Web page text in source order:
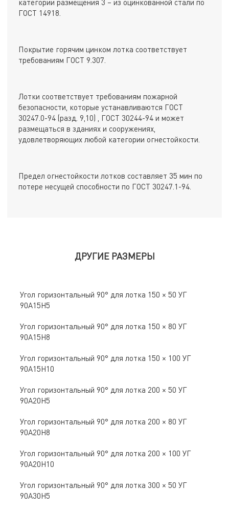
категории размещения 3 – из оцинкованной стали по
ГОСТ 14918.
Покрытие горячим цинком лотка соответствует
требованиям ГОСТ 9.307.
Лотки соответствует требованиям пожарной
безопасности, которые устанавливаются ГОСТ
30247.0-94 (разд. 9,10) , ГОСТ 30244-94 и может
размещаться в зданиях и сооружениях,
удовлетворяющих любой категории огнестойкости.
Предел огнестойкости лотков составляет 35 мин по
потере несущей способности по ГОСТ 30247.1-94.
ДРУГИЕ РАЗМЕРЫ
Угол горизонтальный 90° для лотка 150 × 50 УГ
90А15Н5
Угол горизонтальный 90° для лотка 150 × 80 УГ
90А15Н8
Угол горизонтальный 90° для лотка 150 × 100 УГ
90А15Н10
Угол горизонтальный 90° для лотка 200 × 50 УГ
90А20Н5
Угол горизонтальный 90° для лотка 200 × 80 УГ
90А20Н8
Угол горизонтальный 90° для лотка 200 × 100 УГ
90А20Н10
Угол горизонтальный 90° для лотка 300 × 50 УГ
90А30Н5